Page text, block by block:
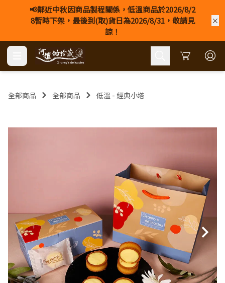
📢鄰近中秋因商品製程關係，低溫商品於2026/8/2
8暫時下架，最後到(取)貨日為2026/8/31，敬請見
諒！
Cart
全部商品 全部商品 低溫 - 經典小塔